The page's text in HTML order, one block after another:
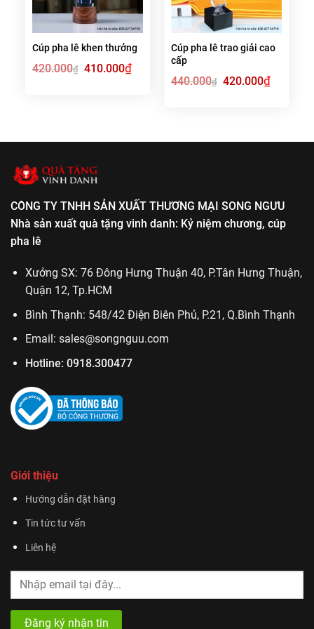
Cúp pha lê khen thưởng
420.000₫
Giá
gốc
410.000₫Giá
hiện
Cúp pha lê trao giải cao
cấp
440.000₫
Giá
gốc
420.000₫Giá
hiện
CÔNG TY TNHH SẢN XUẤT THƯƠNG MẠI SONG NGƯU
Nhà sản xuất quà tặng vinh danh: Kỷ niệm chương, cúp
pha lê
Xưởng SX: 76 Đông Hưng Thuận 40, P.Tân Hưng Thuận,
Quận 12, Tp.HCM
Bình Thạnh: 548/42 Điện Biên Phủ, P.21, Q.Bình Thạnh
Email: sales@songnguu.com
Hotline: 0918.300477
Giới thiệu
Hướng dẫn đặt hàng
Tin tức tư vấn
Liên hệ